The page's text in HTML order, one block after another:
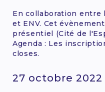
27 octobre 2022
En collaboration entre
et ENV. Cet
présentiel (Cité de
Agenda : Les
closes.